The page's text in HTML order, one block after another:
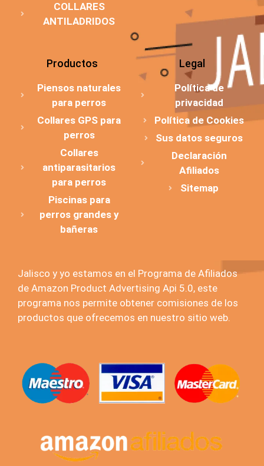
COLLARES
ANTILADRIDOS
Productos
Piensos naturales
para perros
Collares GPS para
perros
Collares
antiparasitarios
para perros
Piscinas para
perros grandes y
bañeras
Legal
Política de
privacidad
Política de Cookies
Sus datos seguros
Declaración
Afiliados
Sitemap
Jalisco y yo estamos en el Programa de Afiliados
de Amazon Product Advertising Api 5.0, este
programa nos permite obtener comisiones de los
productos que ofrecemos en nuestro sitio web.